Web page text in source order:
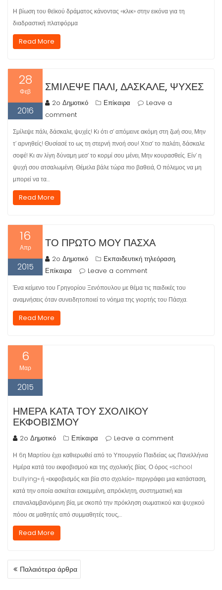
Η βίωση του θεϊκού δράματος κάνοντας «κλικ» στην εικόνα για τη
διαδραστική πλατφόρμα
Read More
28
Φεβ
2016
ΣΜΊΛΕΨΕ ΠΆΛΙ, ΔΆΣΚΑΛΕ, ΨΥΧΈΣ
2o Δημοτικό Επίκαιρα
Leave a
comment
Σμίλεψε πάλι, δάσκαλε, ψυχές! Κι ότι σ’ απόμεινε ακόμη στη ζωή σου, Μην
τ’ αρνηθείς! Θυσίασέ το ως τη στερνή πνοή σου! Χτισ’ το παλάτι, δάσκαλε
σοφέ! Κι αν λίγη δύναμη μεσ’ το κορμί σου μένει, Μην κουρασθείς. Είν’ η
ψυχή σου ατσαλωμένη. Θέμελα βάλε τώρα πιο βαθειά, Ο πόλεμος να μη
μπορεί να τα…
Read More
16
Απρ
2015
ΤΟ ΠΡΏΤΟ ΜΟΥ ΠΆΣΧΑ
2o Δημοτικό Εκπαιδευτική τηλεόραση,
Επίκαιρα Leave a comment
Ένα κείμενο του Γρηγορίου Ξενόπουλου με θέμα τις παιδικές του
αναμνήσεις όταν συνειδητοποιεί το νόημα της γιορτής του Πάσχα.
Read More
6
Μαρ
2015
ΗΜΈΡΑ ΚΑΤΆ ΤΟΥ ΣΧΟΛΙΚΟΎ
ΕΚΦΟΒΙΣΜΟΎ
2o Δημοτικό Επίκαιρα Leave a comment
Η 6η Μαρτίου έχει καθιερωθεί από το Υπουργείο Παιδείας ως Πανελλήνια
Ημέρα κατά του εκφοβισμού και της σχολικής βίας. Ο όρος «school
bullying» ή «εκφοβισμός και βία στο σχολείο» περιγράφει μια κατάσταση,
κατά την οποία ασκείται εσκεμμένη, απρόκλητη, συστηματική και
επαναλαμβανόμενη βία, με σκοπό την πρόκληση σωματικού και ψυχικού
πόου σε μαθητές από συμμαθητές τους,…
Read More
Π Παλαιότερα άρθρα